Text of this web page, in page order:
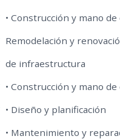
• Construcción y mano de
Remodelación y
de infraestructura
• Construcción y mano de
• Diseño y planificación
• Mantenimiento y